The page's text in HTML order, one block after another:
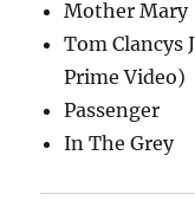
Mother Mary
Tom Clancys
Prime Video)
Passenger
In The Grey